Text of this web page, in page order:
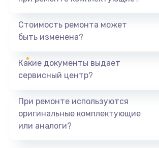
1440 руб.
Ремонт южного моста
Замена батарейки BIOS
Стоимость ремонта может
быть изменена?
Какие документы выдает
сервисный центр?
При ремонте используются
оригинальные комплектующие
или аналоги?